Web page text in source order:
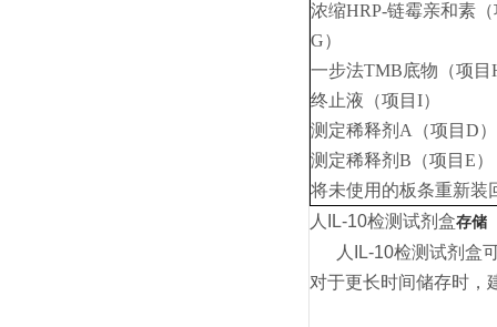
浓缩HRP-链霉亲和素
G）
一步法TMB底物（项目
终止液（项目I）
测定稀释剂A（项目D）
测定稀释剂B（项目E）
将未使用的板条重新装
人IL-10检测试剂盒存储
人IL-10检测试剂盒可
对于更长时间储存时，